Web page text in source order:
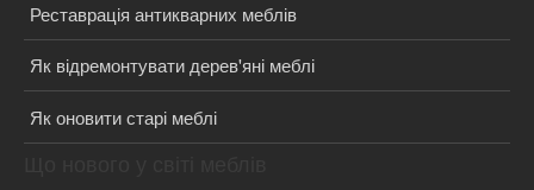
Реставрація антикварних меблів
Як відремонтувати дерев'яні меблі
Як оновити старі меблі